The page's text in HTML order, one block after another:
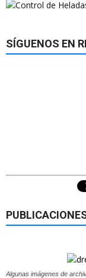
SÍGUENOS EN
Algunas imágenes de